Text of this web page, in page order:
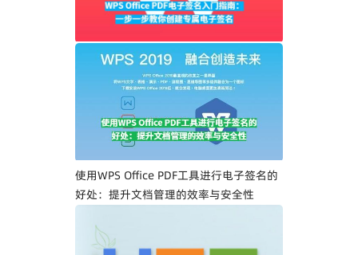
WPS Office PDF电子签名入门指南：一步
一步教你创建专属电子签名
使用WPS Office PDF工具进行电子签名的
好处：提升文档管理的效率与安全性